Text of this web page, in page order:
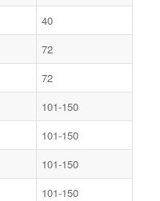
40
72
72
101-150
101-150
101-150
101-150